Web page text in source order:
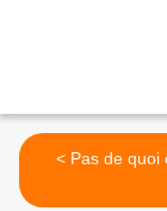
< Pas de